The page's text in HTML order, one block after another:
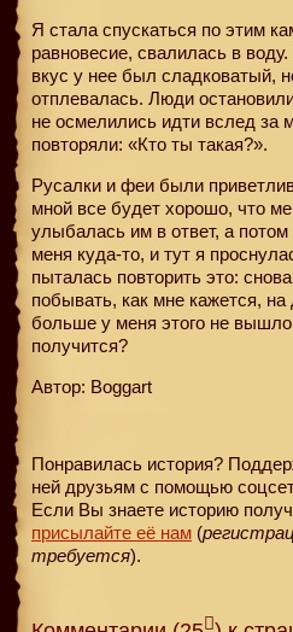
Я стала спускаться по этим
равновесие, свалилась в
вкус у нее был сладковатый,
отплевалась. Люди
не осмелились идти вслед за
повторяли: «Кто ты такая?».
Русалки и феи были
мной все будет хорошо, что
улыбалась им в ответ, а потом
меня куда-то, и тут я
пыталась повторить это:
побывать, как мне кажется, на
больше у меня этого не
получится?
Автор: Boggart
Понравилась история?
ней друзьям с помощью
Если Вы знаете историю
присылайте её нам (
требуется).